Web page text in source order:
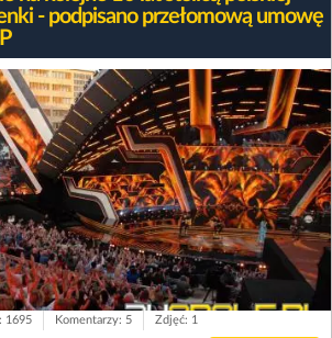
- podpisano przełomową umowę
1695 Komentarzy: 5 Zdjęć: 1